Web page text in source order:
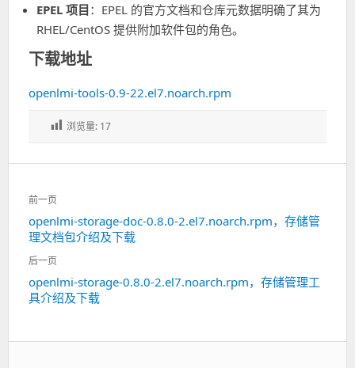
EPEL 项目：EPEL 的官方文档和仓库元数据明确了其为
RHEL/CentOS 提供附加软件包的角色。
下载地址
openlmi-tools-0.9-22.el7.noarch.rpm
浏览量: 17
文
章
导
航
前一页
上
一
篇：
openlmi-storage-doc-0.8.0-2.el7.noarch.rpm，存储管
理文档包介绍及下载
后一页
下
一
openlmi-storage-0.8.0-2.el7.noarch.rpm，存储管理工
具介绍及下载